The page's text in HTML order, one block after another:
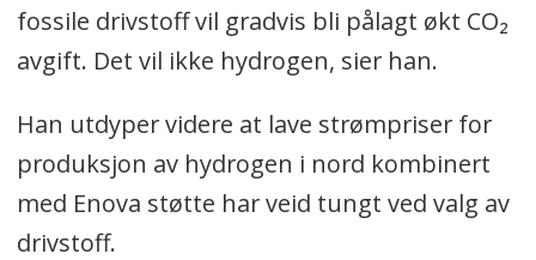
fossile drivstoff vil gradvis bli pålagt økt CO₂
avgift. Det vil ikke hydrogen, sier han.
Han utdyper videre at lave strømpriser for
produksjon av hydrogen i nord kombinert
med Enova støtte har veid tungt ved valg av
drivstoff.